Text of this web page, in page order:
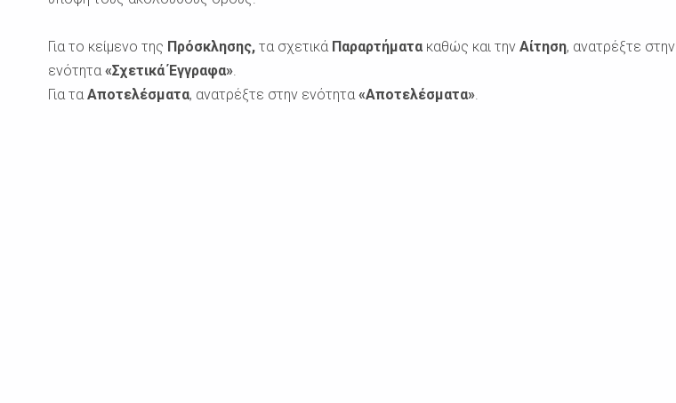
Για το κείμενο της Πρόσκλησης,τα σχετικά Παραρτήματα καθώς και τηνΑίτηση, ανατρέξτε στην
ενότητα«Σχετικά Έγγραφα».
Για ταΑποτελέσματα, ανατρέξτε στην ενότητα«Αποτελέσματα».